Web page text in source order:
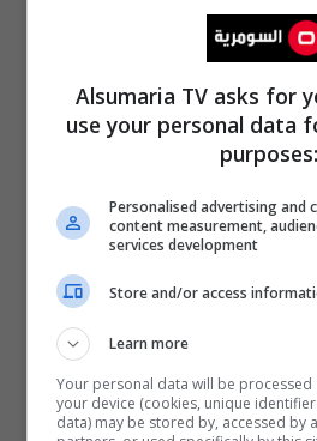
Alsumaria TV asks for
use your personal data
purposes:
Personalised advertising and
content measurement,
services development
Store and/or access
Learn more
Your personal data will be
your device (cookies, unique
data) may be stored by, accessed by